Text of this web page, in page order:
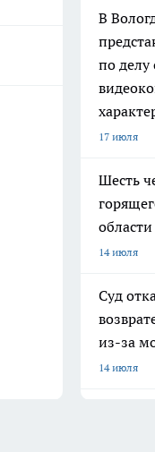
В
по делу
17 июля
Шесть
области
14 июля
Суд
из-за
14 июля